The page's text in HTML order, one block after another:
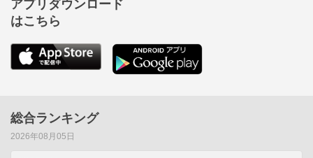
アプリダウンロード
はこちら
総合ランキング
2026年08月05日